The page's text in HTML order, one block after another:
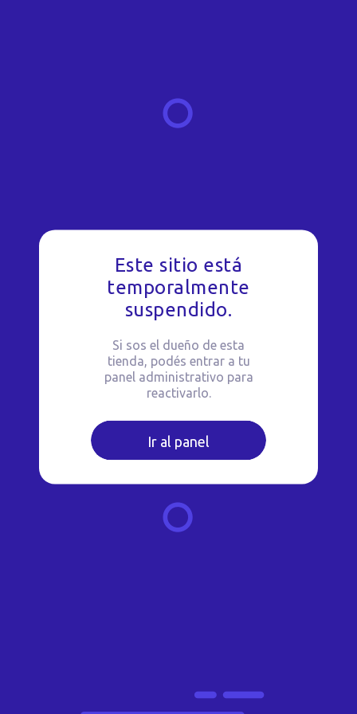
Este sitio está
temporalmente
suspendido.
Si sos el dueño de esta
tienda, podés entrar a tu
panel administrativo para
reactivarlo.
Ir al panel